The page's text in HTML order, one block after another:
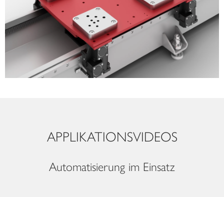
APPLIKATIONSVIDEOS
Automatisierung im Einsatz